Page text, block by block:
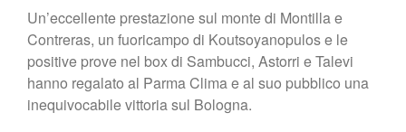
Un’eccellente prestazione sul monte di Montilla e
Contreras, un fuoricampo di Koutsoyanopulos e le
positive prove nel box di Sambucci, Astorri e Talevi
hanno regalato al Parma Clima e al suo pubblico una
inequivocabile vittoria sul Bologna.